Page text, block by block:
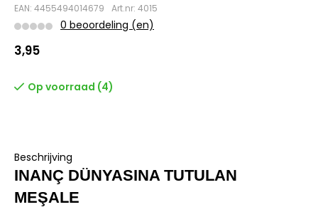
EAN: 4455494014679 Art.nr: 4015
0 beoordeling (en)
3,95
Op voorraad (4)
Beschrijving
INANÇ DÜNYASINA TUTULAN
MEŞALE